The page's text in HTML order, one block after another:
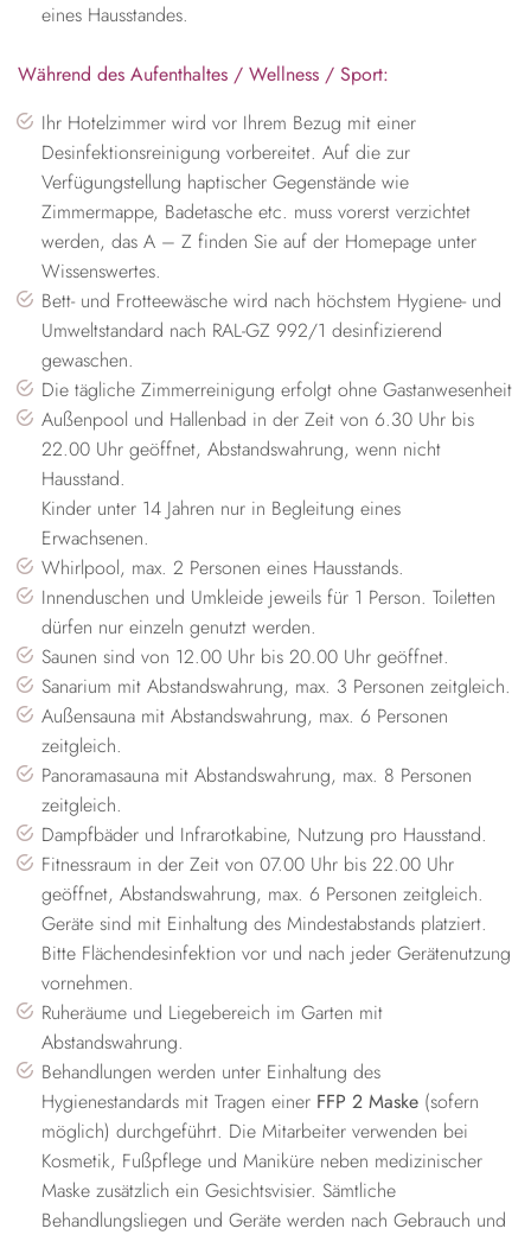
eines Hausstandes.
Während des Aufenthaltes / Wellness / Sport:
Ihr Hotelzimmer wird vor Ihrem Bezug mit einer
Desinfektionsreinigung vorbereitet. Auf die zur
Verfügungstellung haptischer Gegenstände wie
Zimmermappe, Badetasche etc. muss vorerst verzichtet
werden, das A – Z finden Sie auf der Homepage unter
Wissenswertes.
Bett- und Frotteewäsche wird nach höchstem Hygiene- und
Umweltstandard nach RAL-GZ 992/1 desinfizierend
gewaschen.
Die tägliche Zimmerreinigung erfolgt ohne Gastanwesenheit
Außenpool und Hallenbad in der Zeit von 6.30 Uhr bis
22.00 Uhr geöffnet, Abstandswahrung, wenn nicht
Hausstand.
Kinder unter 14 Jahren nur in Begleitung eines
Erwachsenen.
Whirlpool, max. 2 Personen eines Hausstands.
Innenduschen und Umkleide jeweils für 1 Person. Toiletten
dürfen nur einzeln genutzt werden.
Saunen sind von 12.00 Uhr bis 20.00 Uhr geöffnet.
Sanarium mit Abstandswahrung, max. 3 Personen zeitgleich.
Außensauna mit Abstandswahrung, max. 6 Personen
zeitgleich.
Panoramasauna mit Abstandswahrung, max. 8 Personen
zeitgleich.
Dampfbäder und Infrarotkabine, Nutzung pro Hausstand.
Fitnessraum in der Zeit von 07.00 Uhr bis 22.00 Uhr
geöffnet, Abstandswahrung, max. 6 Personen zeitgleich.
Geräte sind mit Einhaltung des Mindestabstands platziert.
Bitte Flächendesinfektion vor und nach jeder Gerätenutzung
vornehmen.
Ruheräume und Liegebereich im Garten mit
Abstandswahrung.
Behandlungen werden unter Einhaltung des
Hygienestandards mit Tragen einer FFP 2 Maske (sofern
möglich) durchgeführt. Die Mitarbeiter verwenden bei
Kosmetik, Fußpflege und Maniküre neben medizinischer
Maske zusätzlich ein Gesichtsvisier. Sämtliche
Behandlungsliegen und Geräte werden nach Gebrauch und